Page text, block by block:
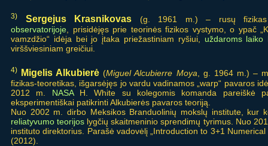
3) Sergejus Krasnikovas (g. 1961 m.) – rusų
observatorijoje , prisidėjęs prie teorinės fizikos vystymo, o ypač
vamzdžio“ idėja bei jo įtaka priežastiniam ryšiui, uždaroms laiko
virššviesiniam greičiui.
4) Migelis Alkubierė (Miguel Alcubierre Moya , g. 1964 m.) –
fizikas-teoretikas, išgarsėjęs jo vardu vadinamos „warp“ pavaros
2012 m. NASAH. White su kolegomis komanda pareiškė
eksperimentiškai patikrinti Alkubierės pavaros teoriją.
Nuo 2002 m. dirbo Meksikos Branduolinių mokslų institute, kur
reliatyvumo teorijos lygčių skaitmeninio sprendimų tyrimus. Nuo
instituto direktorius. Parašė vadovėlį „Introduction to 3+1 Numerical
(2012).